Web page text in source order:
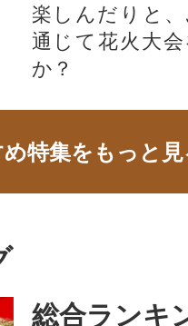
楽しんだりと
通じて花火大
か？​
特集をもっと
総合ランキ